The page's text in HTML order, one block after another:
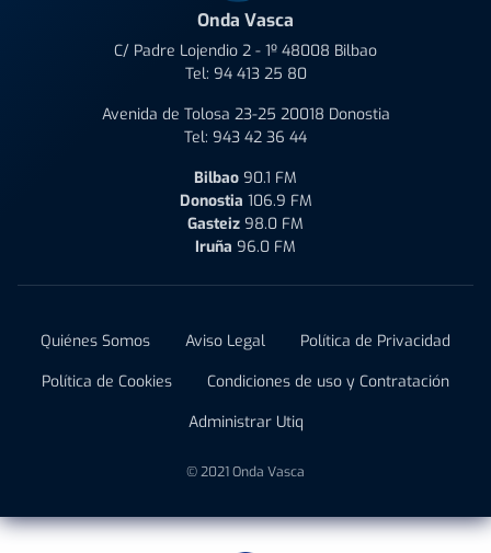
Onda Vasca
C/ Padre Lojendio 2 - 1º 48008 Bilbao
Tel: 94 413 25 80
Avenida de Tolosa 23-25 20018 Donostia
Tel: 943 42 36 44
Bilbao 90.1 FM
Donostia 106.9 FM
Gasteiz 98.0 FM
Iruña 96.0 FM
Quiénes Somos Aviso Legal
Política de Privacidad
Política de Cookies
Condiciones de uso y Contratación
Administrar Utiq
© 2021 Onda Vasca